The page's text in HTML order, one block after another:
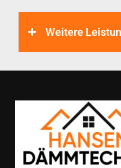
Weitere